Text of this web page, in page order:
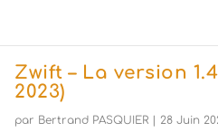
Zwift – La version
2023)
par Bertrand PASQUIER 28 Juin